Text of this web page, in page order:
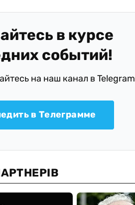
в курсе
событий!
на наш канал в Telegram
в Телеграмме